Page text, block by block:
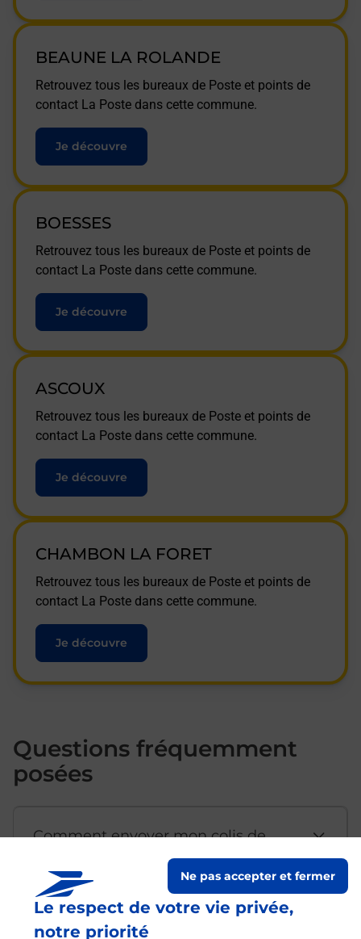
Le respect de votre vie privée,
notre priorité
Ne pas accepter et fermer
BEAUNE LA ROLANDE
Retrouvez tous les bureaux de Poste et points de
contact La Poste dans cette commune.
Je découvre
BOESSES
Retrouvez tous les bureaux de Poste et points de
contact La Poste dans cette commune.
Je découvre
ASCOUX
Retrouvez tous les bureaux de Poste et points de
contact La Poste dans cette commune.
Je découvre
CHAMBON LA FORET
Retrouvez tous les bureaux de Poste et points de
contact La Poste dans cette commune.
Je découvre
Questions fréquemment
posées
Comment envoyer mon colis de
Est-il possible d’acheter un